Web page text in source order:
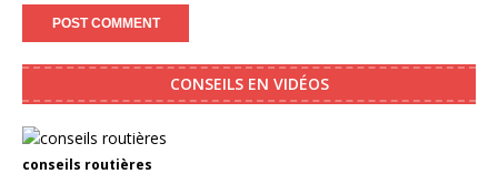
CONSEILS EN VIDÉOS
conseils routières